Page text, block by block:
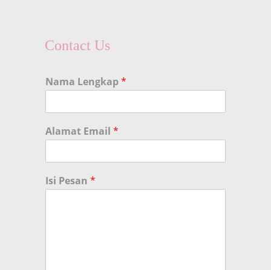
Contact Us
Nama Lengkap*
Alamat Email *
Isi Pesan *